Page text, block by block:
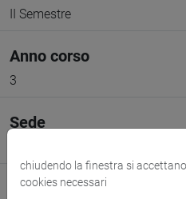
II Semestre
Anno corso
3
Sede
Spazio Moodle
chiudendo la finestra si
cookies necessari